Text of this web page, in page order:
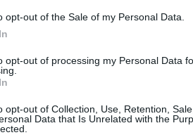
opt-out of the Sale of my Personal Data.
opt-out of processing my Personal Data
opt-out of Collection, Use, Retention,
Data that Is Unrelated with the